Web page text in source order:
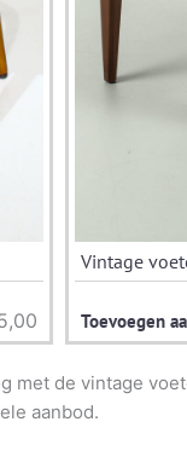
Vintage
Toevoegen
met de vintage
aanbod.